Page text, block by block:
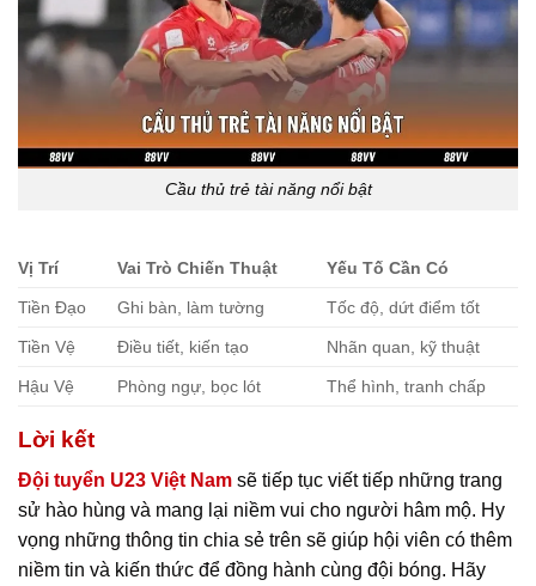
Cầu thủ trẻ tài năng nổi bật
Vị Trí Vai Trò Chiến Thuật Yếu Tố Cần Có
Tiền Đạo Ghi bàn, làm tường Tốc độ, dứt điểm tốt
Tiền Vệ Điều tiết, kiến tạo Nhãn quan, kỹ thuật
Hậu Vệ Phòng ngự, bọc lót Thể hình, tranh chấp
Lời kết
Đội tuyển U23 Việt Nam sẽ tiếp tục viết tiếp những trang
sử hào hùng và mang lại niềm vui cho người hâm mộ. Hy
vọng những thông tin chia sẻ trên sẽ giúp hội viên có thêm
niềm tin và kiến thức để đồng hành cùng đội bóng. Hãy